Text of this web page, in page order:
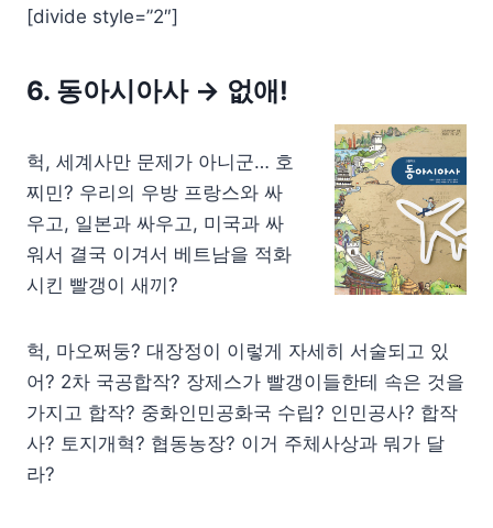
[divide style=”2″]
6. 동아시아사 → 없애!
헉, 세계사만 문제가 아니군… 호
찌민? 우리의 우방 프랑스와 싸
우고, 일본과 싸우고, 미국과 싸
워서 결국 이겨서 베트남을 적화
시킨 빨갱이 새끼?
헉, 마오쩌둥? 대장정이 이렇게 자세히 서술되고 있
어? 2차 국공합작? 장제스가 빨갱이들한테 속은 것을
가지고 합작? 중화인민공화국 수립? 인민공사? 합작
사? 토지개혁? 협동농장? 이거 주체사상과 뭐가 달
라?